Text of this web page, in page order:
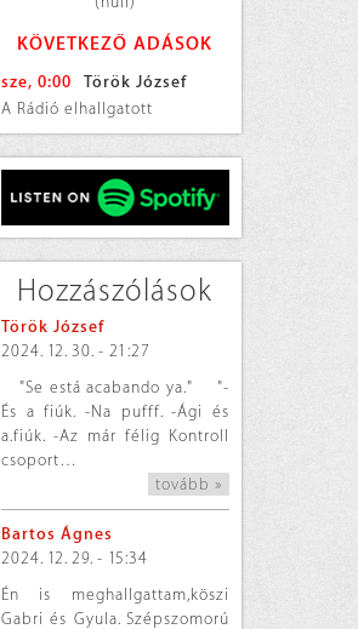
KÖVETKEZŐ ADÁSOK
sze, 0:00
Török József
A Rádió elhallgatott
Hozzászólások
Török József
2024. 12. 30. - 21:27
"Se está acabando ya." "-
És a fiúk. -Na pufff. -Ági és
a.fiúk. -Az már félig Kontroll
csoport…
tovább »
Bartos Ágnes
2024. 12. 29. - 15:34
Én is meghallgattam,köszi
Gabri és Gyula. Szépszomorú